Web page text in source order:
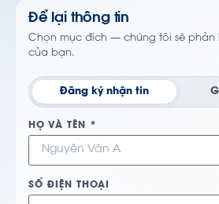
Để lại thông tin
Chọn mục đích — chúng tôi sẽ phản
của bạn.
Đăng ký nhận tin
HỌ VÀ TÊN *
SỐ ĐIỆN THOẠI